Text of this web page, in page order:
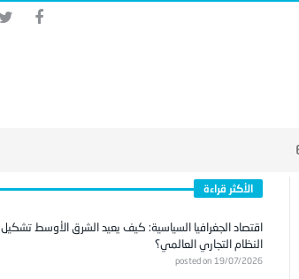
الأكثر قراءة
اقتصاد الجغرافيا السياسية: كيف يعيد الشرق الأوسط تشكيل
النظام التجاري العالمي؟
posted on 19/07/2026